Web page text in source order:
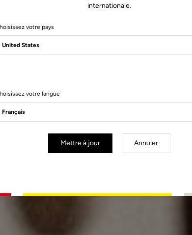
internationale.
votre pays
votre langue
Mettre à jour Annuler